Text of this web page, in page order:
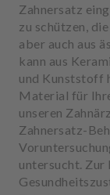
Zahnersatz
zu schützen,
aber auch aus
kann aus
und Kunststoff
Material für
unseren
Zahnersatz-
untersucht. Zur